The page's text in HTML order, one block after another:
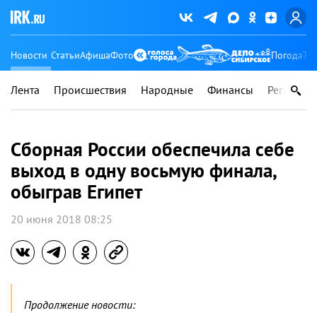
Новости СтатьиАфишаФото Погода
Лента Происшествия Народные Финансы Регионы
Сборная России обеспечила себе
выход в одну восьмую финала,
обыграв Египет
20 июня 2018 08:25
Продолжение новости: